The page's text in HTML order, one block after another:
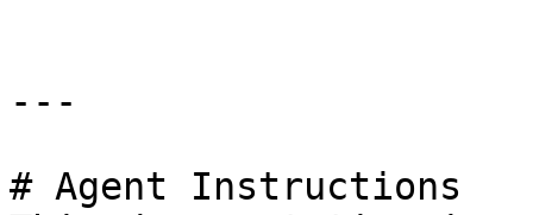
---
# Agent Instructions